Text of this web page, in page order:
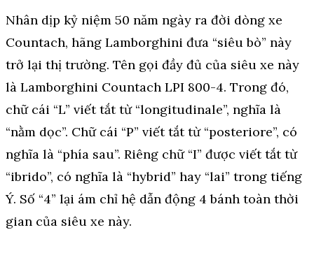
Nhân dịp kỷ niệm 50 năm ngày ra đời dòng xe
Countach, hãng Lamborghini đưa “siêu bò” này
trở lại thị trường. Tên gọi đầy đủ của siêu xe này
là Lamborghini Countach LPI 800-4. Trong đó,
chữ cái “L” viết tắt từ “longitudinale”, nghĩa là
“nằm dọc”. Chữ cái “P” viết tắt từ “posteriore”, có
nghĩa là “phía sau”. Riêng chữ “I” được viết tắt từ
“ibrido”, có nghĩa là “hybrid” hay “lai” trong tiếng
Ý. Số “4” lại ám chỉ hệ dẫn động 4 bánh toàn thời
gian của siêu xe này.